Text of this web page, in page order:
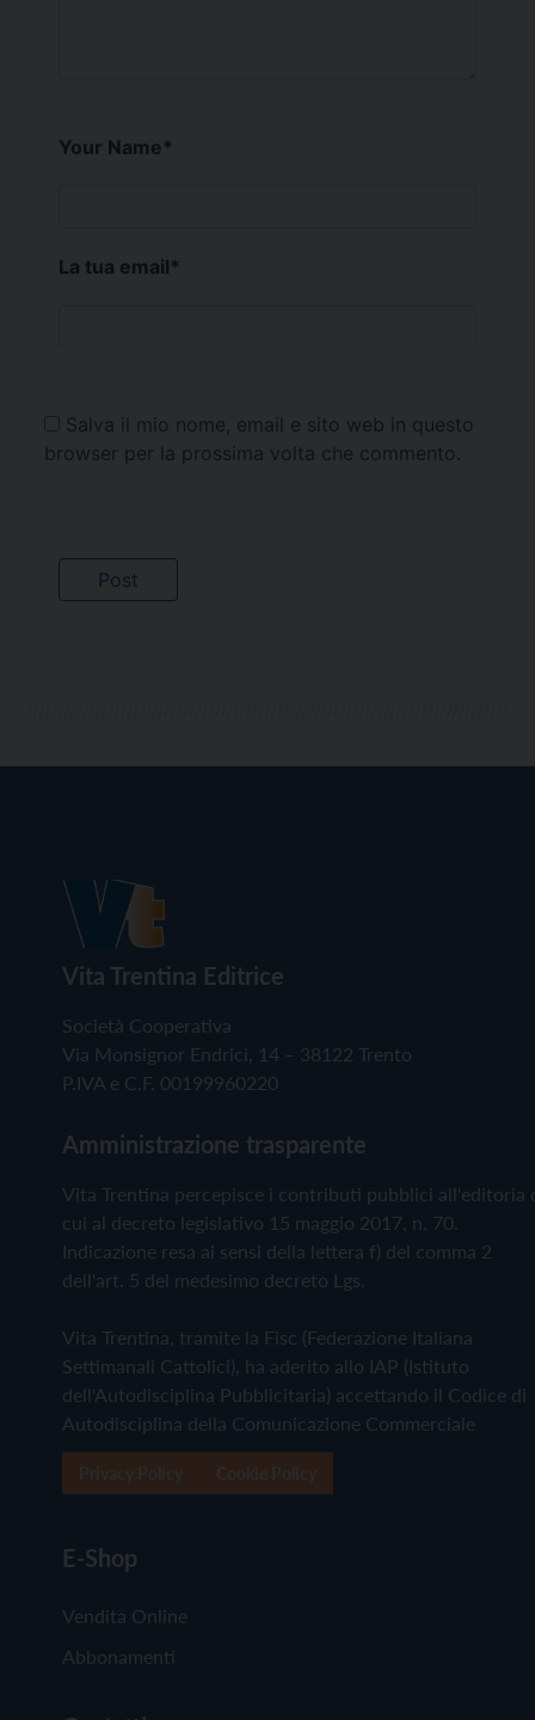
Your Name*
La tua email*
Salva il mio nome, email e sito web in questo
browser per la prossima volta che commento.
Vita Trentina Editrice
Società Cooperativa
Via Monsignor Endrici, 14 – 38122 Trento
P.IVA e C.F. 00199960220
Amministrazione trasparente
Vita Trentina percepisce i contributi pubblici all'editoria
cui al decreto legislativo 15 maggio 2017, n. 70.
Indicazione resa ai sensi della lettera f) del comma 2
dell'art. 5 del medesimo decreto Lgs.
Vita Trentina, tramite la Fisc (Federazione Italiana
Settimanali Cattolici), ha aderito allo IAP (Istituto
dell'Autodisciplina Pubblicitaria) accettando il Codice di
Autodisciplina della Comunicazione Commerciale
E-Shop
Vendita Online
Abbonamenti